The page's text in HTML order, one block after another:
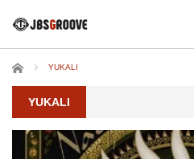
ホーム YUKALI
YUKALI